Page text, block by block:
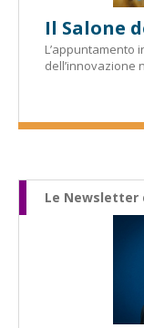
Il Salone
L’appuntamento
dell’innovazione
Le Newsletter